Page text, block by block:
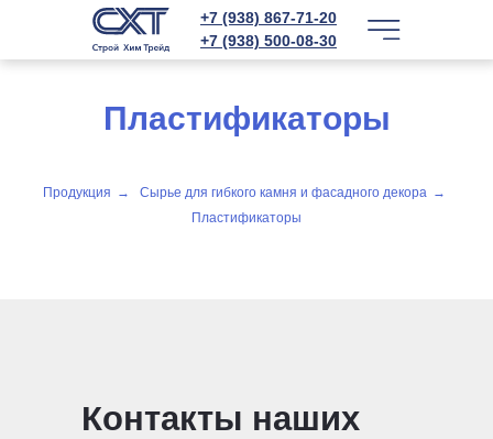
+7 (938) 867-71-20
+7 (938) 500-08-30
Пластификаторы
Продукция → Сырье для гибкого камня и фасадного декора →
Пластификаторы
Контакты наших